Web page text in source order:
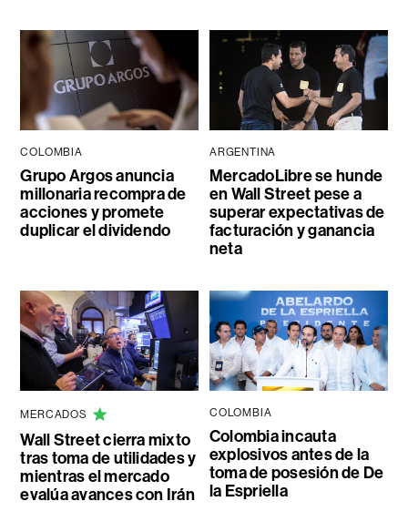
COLOMBIA
Grupo Argos anuncia
millonaria recompra de
acciones y promete
duplicar el dividendo
ARGENTINA
MercadoLibre se hunde
en Wall Street pese a
superar expectativas de
facturación y ganancia
neta
MERCADOS
Wall Street cierra mixto
tras toma de utilidades y
mientras el mercado
evalúa avances con Irán
COLOMBIA
Colombia incauta
explosivos antes de la
toma de posesión de De
la Espriella